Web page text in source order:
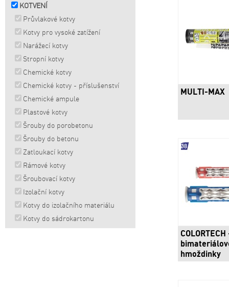
KOTVENÍ
Průvlakové kotvy
Kotvy pro vysoké zatížení
Narážecí kotvy
Stropní kotvy
Chemické kotvy
Chemické kotvy - příslušenství
Chemické ampule
Plastové kotvy
Šrouby do porobetonu
Šrouby do betonu
Zatloukací kotvy
Rámové kotvy
Šroubovací kotvy
Izolační kotvy
Kotvy do izolačního materiálu
Kotvy do sádrokartonu
MULTI-MAX
COLORTECH
hmoždinky